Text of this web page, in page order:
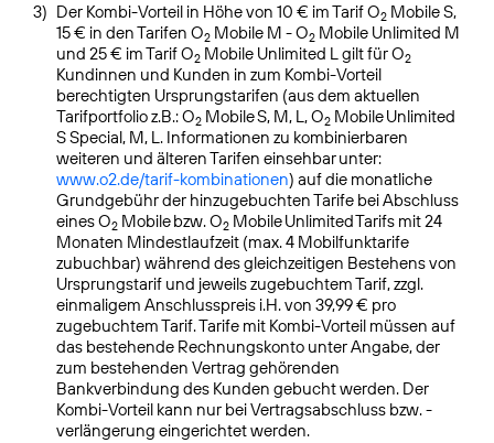
3) Der Kombi-Vorteil in Höhe von 10 € im Tarif O2 Mobile S,
15 € in den Tarifen O2 Mobile M - O2 Mobile Unlimited M
und 25 € im Tarif O2 Mobile Unlimited L gilt für O2
Kundinnen und Kunden in zum Kombi-Vorteil
berechtigten Ursprungstarifen (aus dem aktuellen
Tarifportfolio z.B.: O2 Mobile S, M, L, O2 Mobile Unlimited
S Special, M, L. Informationen zu kombinierbaren
weiteren und älteren Tarifen einsehbar unter:
www.o2.de/tarif-kombinationen) auf die monatliche
Grundgebühr der hinzugebuchten Tarife bei Abschluss
eines O2 Mobile bzw. O2 Mobile Unlimited Tarifs mit 24
Monaten Mindestlaufzeit (max. 4 Mobilfunktarife
zubuchbar) während des gleichzeitigen Bestehens von
Ursprungstarif und jeweils zugebuchtem Tarif, zzgl.
einmaligem Anschlusspreis i.H. von 39,99 € pro
zugebuchtem Tarif. Tarife mit Kombi-Vorteil müssen auf
das bestehende Rechnungskonto unter Angabe, der
zum bestehenden Vertrag gehörenden
Bankverbindung des Kunden gebucht werden. Der
Kombi-Vorteil kann nur bei Vertragsabschluss bzw. -
verlängerung eingerichtet werden.